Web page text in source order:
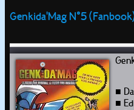
Genkida'Mag N°5
■
■